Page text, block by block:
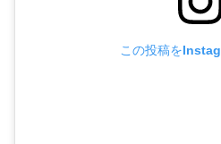
この投稿を